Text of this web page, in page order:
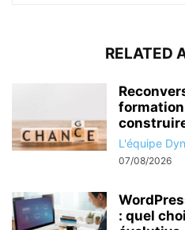
RELATED
L'équipe
07/08/2026
: quel